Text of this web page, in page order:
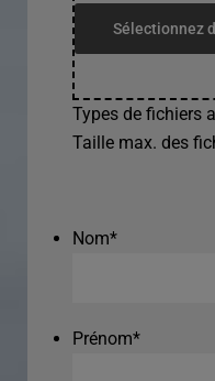
Sélectionnez
Types de fichiers
Taille max. des
Nom*
Prénom*